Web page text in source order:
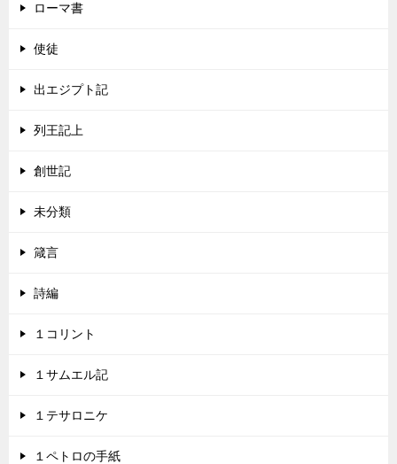
ローマ書
使徒
出エジプト記
列王記上
創世記
未分類
箴言
詩編
１コリント
１サムエル記
１テサロニケ
１ペトロの手紙